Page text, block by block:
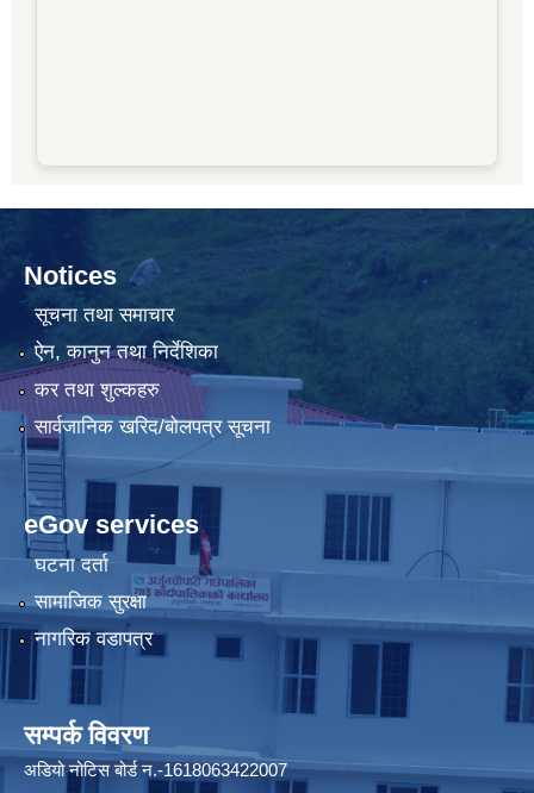
Notices
सूचना तथा समाचार
ऐन, कानुन तथा निर्देशिका
कर तथा शुल्कहरु
सार्वजानिक खरिद/बोलपत्र सूचना
eGov services
घटना दर्ता
सामाजिक सुरक्षा
नागरिक वडापत्र
सम्पर्क विवरण
अडियो नोटिस बोर्ड न.-1618063422007